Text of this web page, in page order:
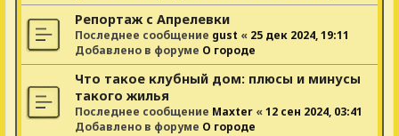
Репортаж с Апрелевки
Последнее сообщение gust « 25 дек 2024, 19:11
Добавлено в форуме О городе
Что такое клубный дом: плюсы и минусы
такого жилья
Последнее сообщение Maxter «12 сен 2024, 03:41
Добавлено в форуме О городе